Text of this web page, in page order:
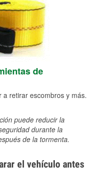
de
retirar escombros y más.
puede reducir la
durante la
de la tormenta.
el vehículo antes